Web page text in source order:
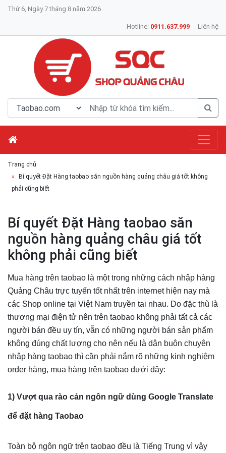
Thứ 6, Ngày 7 tháng 8 năm 2026
Hotline: 0911.637.999 Liên hệ
Trang chủ
Bí quyết Đặt Hàng taobao săn nguồn hàng quảng châu giá tốt không
phải cũng biết
Bí quyết Đặt Hàng taobao săn
nguồn hàng quảng châu giá tốt
không phải cũng biết
Mua hàng trên taobao là một trong những cách nhập hàng
Quảng Châu trực tuyến tốt nhất trên internet hiện nay mà
các Shop online tại Việt Nam truyền tai nhau. Do đặc thù là
thương mại điện tử nên trên taobao không phải tất cả các
người bán đều uy tín, vẫn có những người bán sản phẩm
không đúng chất lượng cho nên nếu là dân buôn chuyên
nhập hàng taobao thì cần phải nắm rõ những kinh nghiệm
order hàng, mua hàng trên taobao dưới dây:
1) Vượt qua rào cản ngôn ngữ dùng Google Translate
để đặt hàng Taobao
Toàn bộ ngôn ngữ trên taobao đều là Tiếng Trung vì vậy